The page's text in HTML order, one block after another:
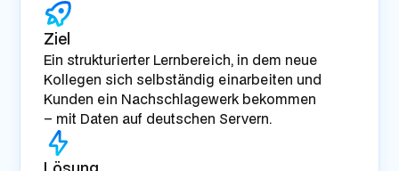
Ziel
Ein strukturierter Lernbereich, in dem neue
Kollegen sich selbständig einarbeiten und
Kunden ein Nachschlagewerk bekommen
– mit Daten auf deutschen Servern.